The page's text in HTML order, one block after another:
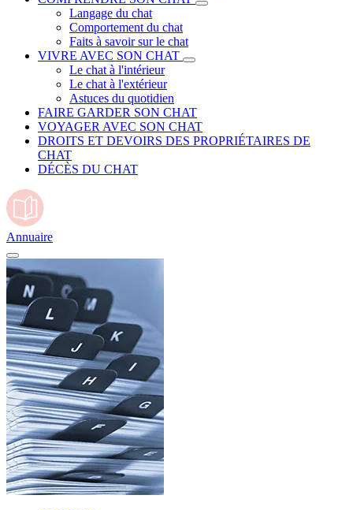
Langage du chat
Comportement du chat
Faits à savoir sur le chat
VIVRE AVEC SON CHAT
Le chat à l'intérieur
Le chat à l'extérieur
Astuces du quotidien
FAIRE GARDER SON CHAT
VOYAGER AVEC SON CHAT
DROITS ET DEVOIRS DES PROPRIÉTAIRES DE
CHAT
DÉCÈS DU CHAT
Annuaire